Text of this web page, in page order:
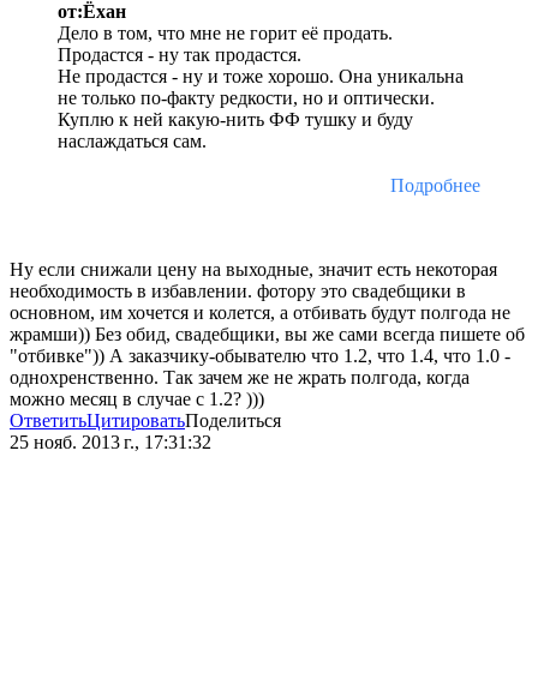
от:Ёхан
Дело в том, что мне не горит её продать.
Продастся - ну так продастся.
Не продастся - ну и тоже хорошо. Она уникальна
не только по-факту редкости, но и оптически.
Куплю к ней какую-нить ФФ тушку и буду
наслаждаться сам.
Подробнее
Ну если снижали цену на выходные, значит есть некоторая
необходимость в избавлении. фотору это свадебщики в
основном, им хочется и колется, а отбивать будут полгода не
жрамши)) Без обид, свадебщики, вы же сами всегда пишете об
"отбивке")) А заказчику-обывателю что 1.2, что 1.4, что 1.0 -
однохренственно. Так зачем же не жрать полгода, когда
можно месяц в случае с 1.2? )))
ОтветитьЦитироватьПоделиться
25 нояб. 2013 г., 17:31:32